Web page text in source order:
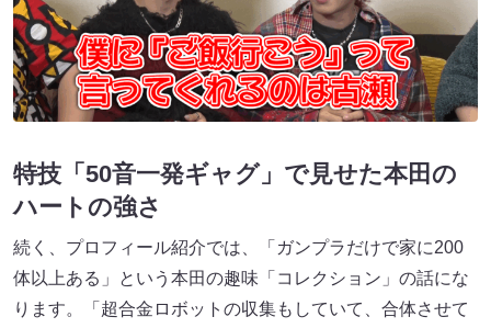
特技「50音一発ギャグ」で見せた本田の
ハートの強さ
続く、プロフィール紹介では、「ガンプラだけで家に200
体以上ある」という本田の趣味「コレクション」の話にな
ります。「超合金ロボットの収集もしていて、合体させて